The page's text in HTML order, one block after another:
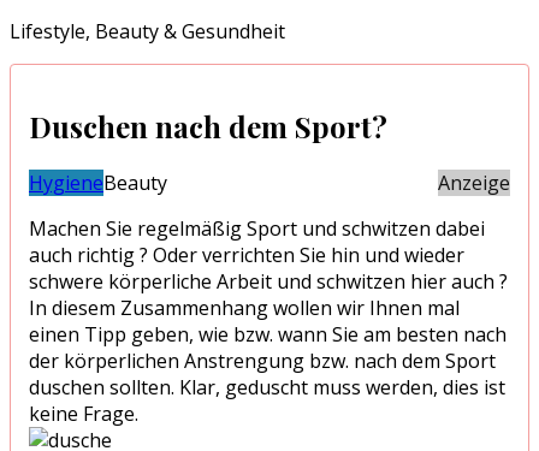
Lifestyle, Beauty & Gesundheit
Duschen nach dem Sport?
HygieneBeauty
Anzeige
Machen Sie regelmäßig Sport und schwitzen dabei
auch richtig ? Oder verrichten Sie hin und wieder
schwere körperliche Arbeit und schwitzen hier auch ?
In diesem Zusammenhang wollen wir Ihnen mal
einen Tipp geben, wie bzw. wann Sie am besten nach
der körperlichen Anstrengung bzw. nach dem Sport
duschen sollten. Klar, geduscht muss werden, dies ist
keine Frage.